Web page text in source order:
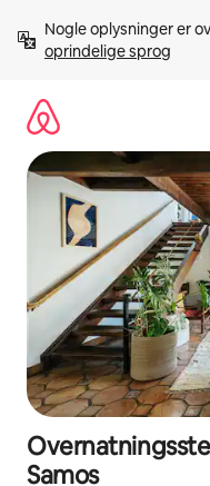
videre
Nogle oplysninger er
oprindelige sprog
Samos